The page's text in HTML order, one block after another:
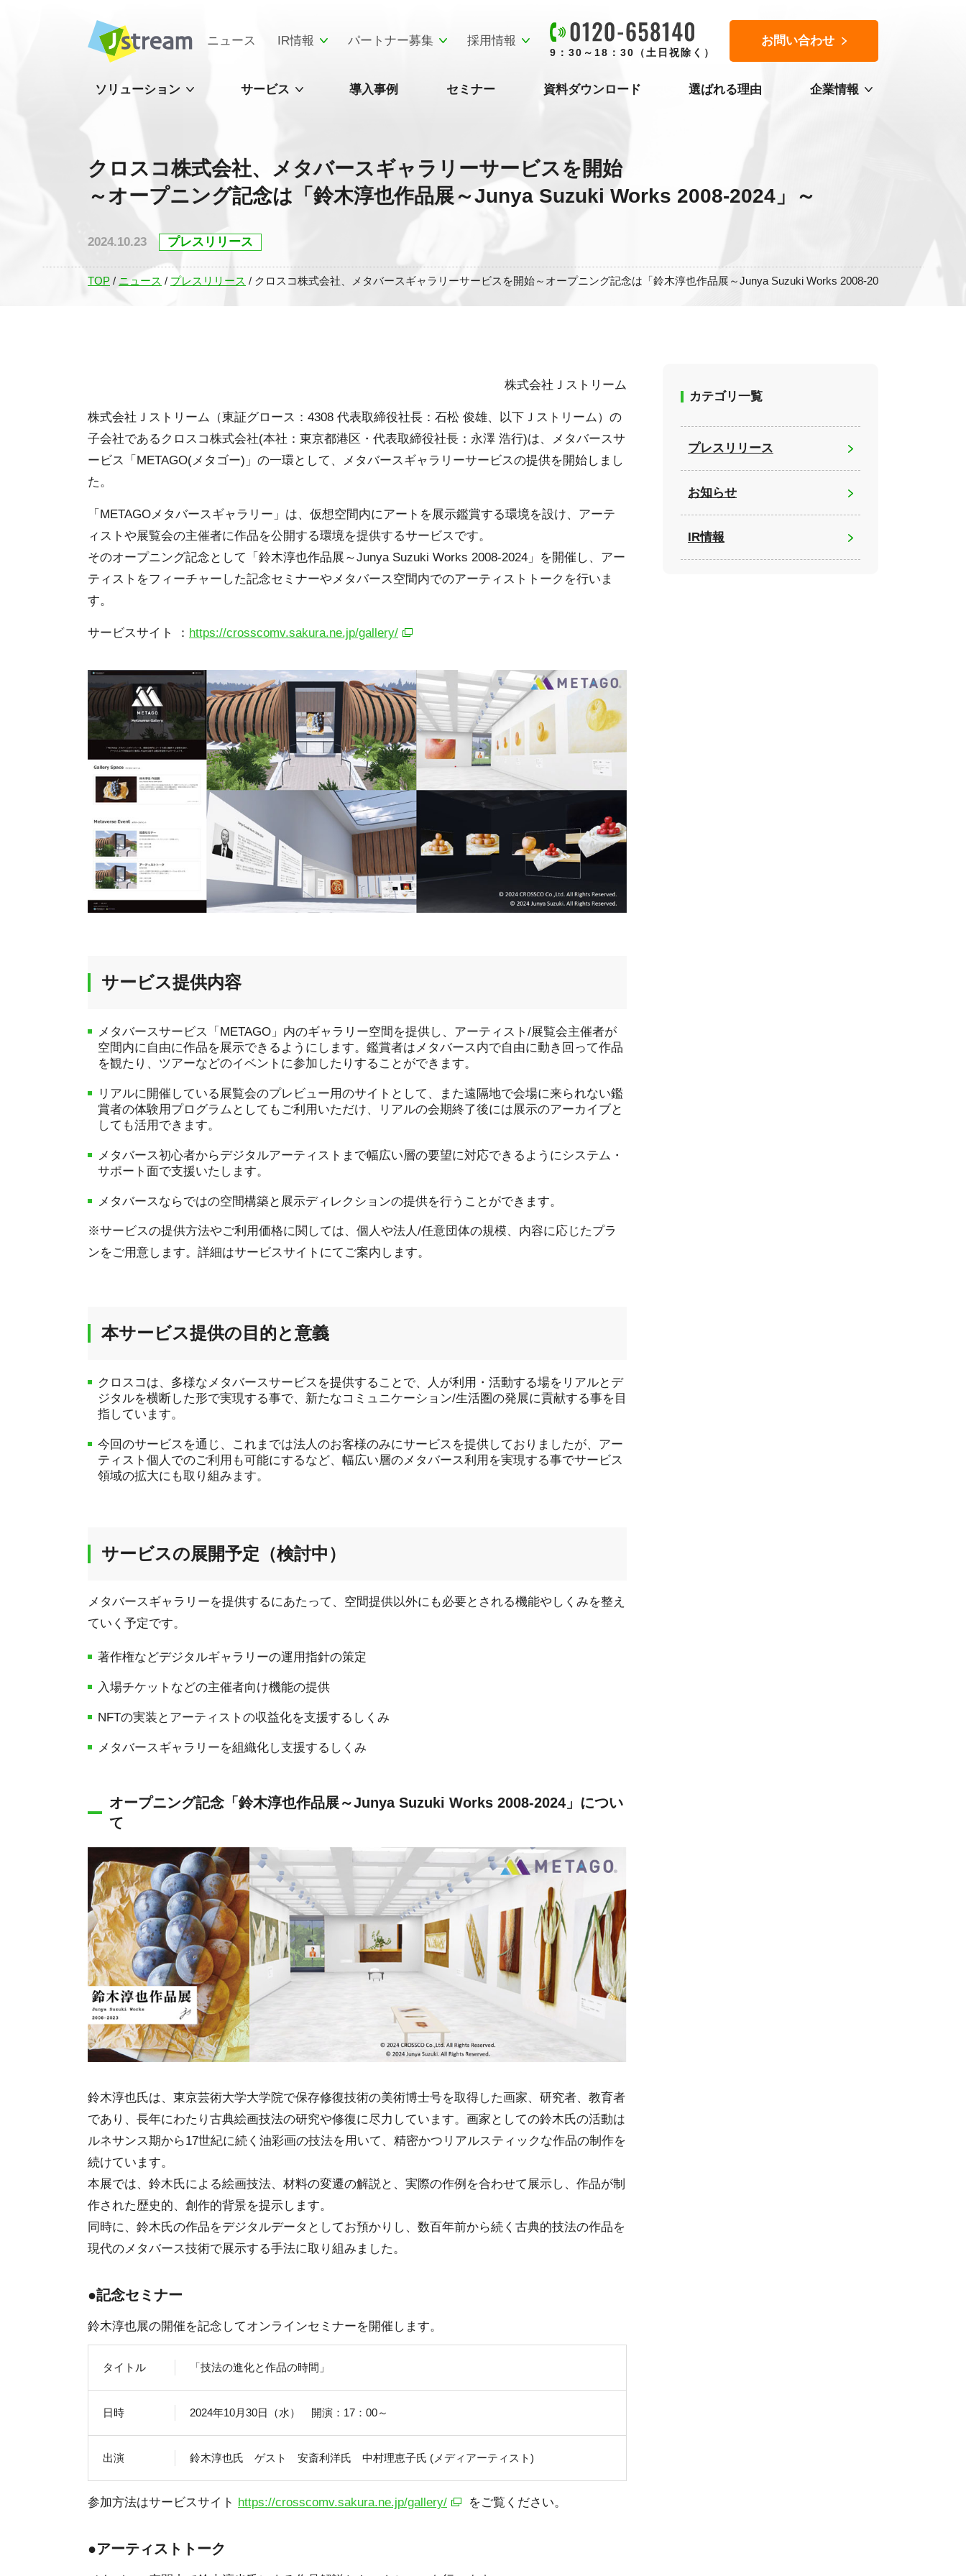
ニュース IR情報 パートナー募集 採用情報
9：30～18：30（土日祝除く）
お問い合わせ
ソリューション サービス 導入事例 セミナー 資料ダウンロード 選ばれる理由 企業情報
クロスコ株式会社、メタバースギャラリーサービスを開始
～オープニング記念は「鈴木淳也作品展～Junya Suzuki Works 2008-2024」～
2024.10.23 プレスリリース
TOP / ニュース / プレスリリース / クロスコ株式会社、メタバースギャラリーサービスを開始～オープニング記念は「鈴木淳也作品展～Junya Suzuki Works 2008-2024」～
株式会社Ｊストリーム
株式会社Ｊストリーム（東証グロース：4308 代表取締役社長：石松 俊雄、以下Ｊストリーム）の
子会社であるクロスコ株式会社(本社：東京都港区・代表取締役社長：永澤 浩行)は、メタバースサ
ービス「METAGO(メタゴー)」の一環として、メタバースギャラリーサービスの提供を開始しまし
た。
「METAGOメタバースギャラリー」は、仮想空間内にアートを展示鑑賞する環境を設け、アーテ
ィストや展覧会の主催者に作品を公開する環境を提供するサービスです。
そのオープニング記念として「鈴木淳也作品展～Junya Suzuki Works 2008-2024」を開催し、アー
ティストをフィーチャーした記念セミナーやメタバース空間内でのアーティストトークを行いま
す。
サービスサイト ： https://crosscomv.sakura.ne.jp/gallery/
サービス提供内容
メタバースサービス「METAGO」内のギャラリー空間を提供し、アーティスト/展覧会主催者が
空間内に自由に作品を展示できるようにします。鑑賞者はメタバース内で自由に動き回って作品
を観たり、ツアーなどのイベントに参加したりすることができます。
リアルに開催している展覧会のプレビュー用のサイトとして、また遠隔地で会場に来られない鑑
賞者の体験用プログラムとしてもご利用いただけ、リアルの会期終了後には展示のアーカイブと
しても活用できます。
メタバース初心者からデジタルアーティストまで幅広い層の要望に対応できるようにシステム・
サポート面で支援いたします。
メタバースならではの空間構築と展示ディレクションの提供を行うことができます。
※サービスの提供方法やご利用価格に関しては、個人や法人/任意団体の規模、内容に応じたプラ
ンをご用意します。詳細はサービスサイトにてご案内します。
本サービス提供の目的と意義
クロスコは、多様なメタバースサービスを提供することで、人が利用・活動する場をリアルとデ
ジタルを横断した形で実現する事で、新たなコミュニケーション/生活圏の発展に貢献する事を目
指しています。
今回のサービスを通じ、これまでは法人のお客様のみにサービスを提供しておりましたが、アー
ティスト個人でのご利用も可能にするなど、幅広い層のメタバース利用を実現する事でサービス
領域の拡大にも取り組みます。
サービスの展開予定（検討中）
メタバースギャラリーを提供するにあたって、空間提供以外にも必要とされる機能やしくみを整え
ていく予定です。
著作権などデジタルギャラリーの運用指針の策定
入場チケットなどの主催者向け機能の提供
NFTの実装とアーティストの収益化を支援するしくみ
メタバースギャラリーを組織化し支援するしくみ
オープニング記念「鈴木淳也作品展～Junya Suzuki Works 2008-2024」につい
て
鈴木淳也氏は、東京芸術大学大学院で保存修復技術の美術博士号を取得した画家、研究者、教育者
であり、長年にわたり古典絵画技法の研究や修復に尽力しています。画家としての鈴木氏の活動は
ルネサンス期から17世紀に続く油彩画の技法を用いて、精密かつリアルスティックな作品の制作を
続けています。
本展では、鈴木氏による絵画技法、材料の変遷の解説と、実際の作例を合わせて展示し、作品が制
作された歴史的、創作的背景を提示します。
同時に、鈴木氏の作品をデジタルデータとしてお預かりし、数百年前から続く古典的技法の作品を
現代のメタバース技術で展示する手法に取り組みました。
●記念セミナー
鈴木淳也展の開催を記念してオンラインセミナーを開催します。
タイトル 「技法の進化と作品の時間」
日時 2024年10月30日（水） 開演：17：00～
出演 鈴木淳也氏 ゲスト 安斎利洋氏 中村理恵子氏 (メディアーティスト)
参加方法はサービスサイト https://crosscomv.sakura.ne.jp/gallery/ をご覧ください。
●アーティストトーク
カテゴリ一覧
プレスリリース
お知らせ
IR情報